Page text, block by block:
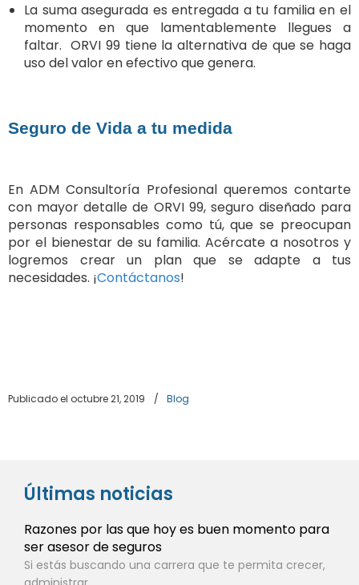
La suma asegurada es entregada a tu familia en el
momento en que lamentablemente llegues a
faltar. ORVI 99 tiene la alternativa de que se haga
uso del valor en efectivo que genera.
Seguro de Vida a tu medida
En ADM Consultoría Profesional queremos contarte
con mayor detalle de ORVI 99, seguro diseñado para
personas responsables como tú, que se preocupan
por el bienestar de su familia. Acércate a nosotros y
logremos crear un plan que se adapte a tus
necesidades. ¡Contáctanos!
Publicado el octubre 21, 2019 / Blog
Últimas noticias
Razones por las que hoy es buen momento para
ser asesor de seguros
Si estás buscando una carrera que te permita crecer,